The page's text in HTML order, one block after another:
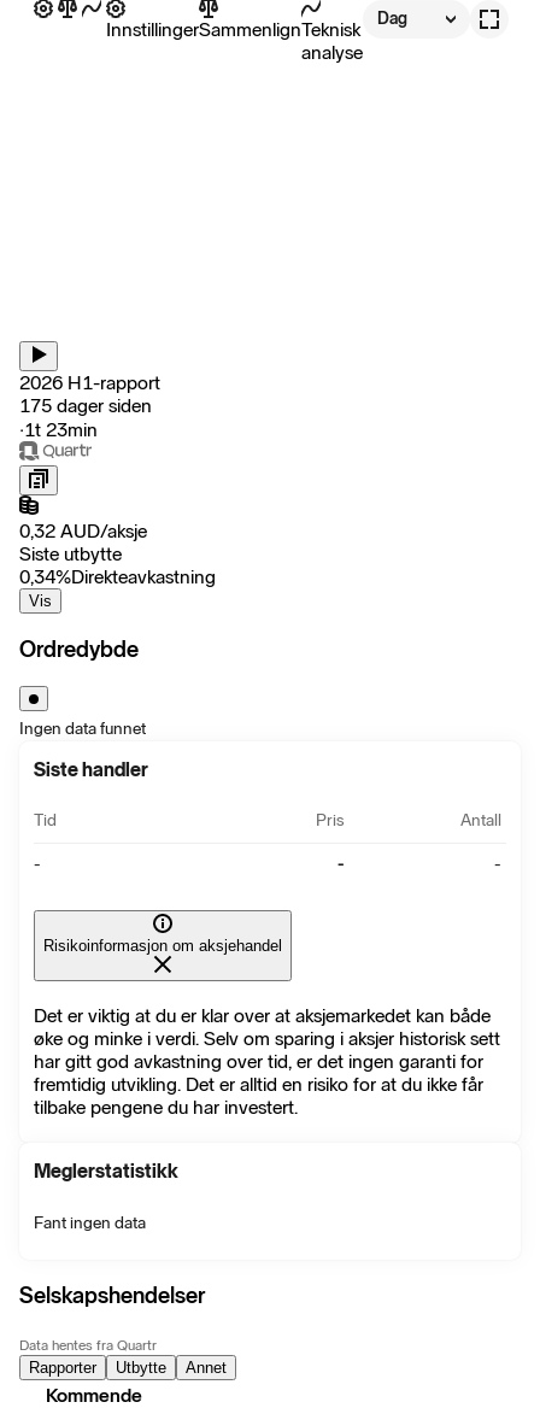
InnstillingerSammenlignTeknisk
analyse
Dag
2026 H1-rapport
175 dager siden
‧1t 23min
0,32 AUD/aksje
Siste utbytte
0,34%Direkteavkastning
Vis
Ordredybde
Ingen data funnet
Siste handler
Tid Pris Antall
- - -
Risikoinformasjon om aksjehandel
Det er viktig at du er klar over at aksjemarkedet kan både
øke og minke i verdi. Selv om sparing i aksjer historisk sett
har gitt god avkastning over tid, er det ingen garanti for
fremtidig utvikling. Det er alltid en risiko for at du ikke får
tilbake pengene du har investert.
Meglerstatistikk
Fant ingen data
Selskapshendelser
Data hentes fra Quartr
Rapporter Utbytte Annet
Kommende